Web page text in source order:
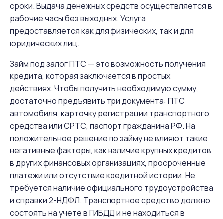
сроки. Выдача денежных средств осуществляется в
рабочие часы без выходных. Услуга
предоставляется как для физических, так и для
юридических лиц.
Займ под залог ПТС — это возможность получения
кредита, которая заключается в простых
действиях. Чтобы получить необходимую сумму,
достаточно предъявить три документа: ПТС
автомобиля, карточку регистрации транспортного
средства или СРТС, паспорт гражданина РФ. На
положительное решение по займу не влияют такие
негативные факторы, как наличие крупных кредитов
в других финансовых организациях, просроченные
платежи или отсутствие кредитной истории. Не
требуется наличие официального трудоустройства
и справки 2-НДФЛ. Транспортное средство должно
состоять на учете в ГИБДД и не находиться в